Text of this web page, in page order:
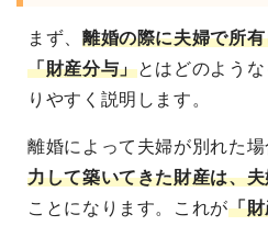
まず、 離婚の際に夫婦で所
「財産分与」とはどのよう
りやすく説明します。
離婚によって夫婦が別れた場
力して築いてきた財産は、
ことになります。これが「